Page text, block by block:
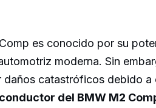
es conocido por su
moderna. Sin
daños catastróficos debido a
del BMW M2